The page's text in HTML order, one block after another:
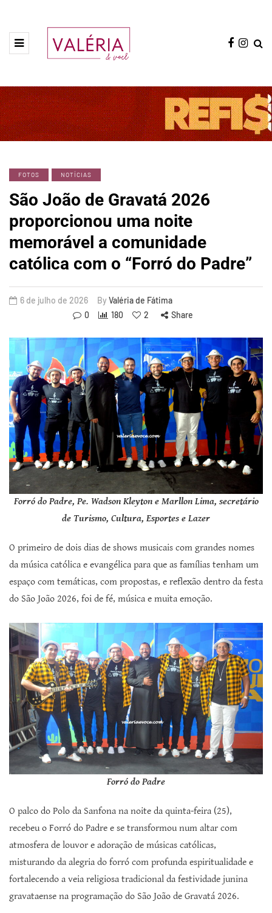
FOTOS NOTÍCIAS
São João de Gravatá 2026
proporcionou uma noite
memorável a comunidade
católica com o “Forró do Padre”
6 de julho de 2026 By Valéria de Fátima
0
180 2 Share
Forró do Padre, Pe. Wadson Kleyton e Marllon Lima, secretário
de Turismo, Cultura, Esportes e Lazer
O primeiro de dois dias de shows musicais com grandes nomes
da música católica e evangélica para que as famílias tenham um
espaço com temáticas, com propostas, e reflexão dentro da festa
do São João 2026, foi de fé, música e muita emoção.
Forró do Padre
O palco do Polo da Sanfona na noite da quinta-feira (25),
recebeu o Forró do Padre e se transformou num altar com
atmosfera de louvor e adoração de músicas católicas,
misturando da alegria do forró com profunda espiritualidade e
fortalecendo a veia religiosa tradicional da festividade junina
gravataense na programação do São João de Gravatá 2026.